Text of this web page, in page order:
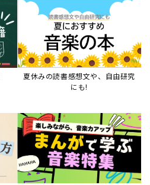
夏休みの読書感想文や、自由研究
にも!